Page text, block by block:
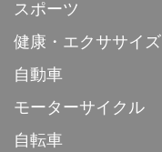
スポーツ
健康・エクササイズ
自動車
モーターサイクル
自転車